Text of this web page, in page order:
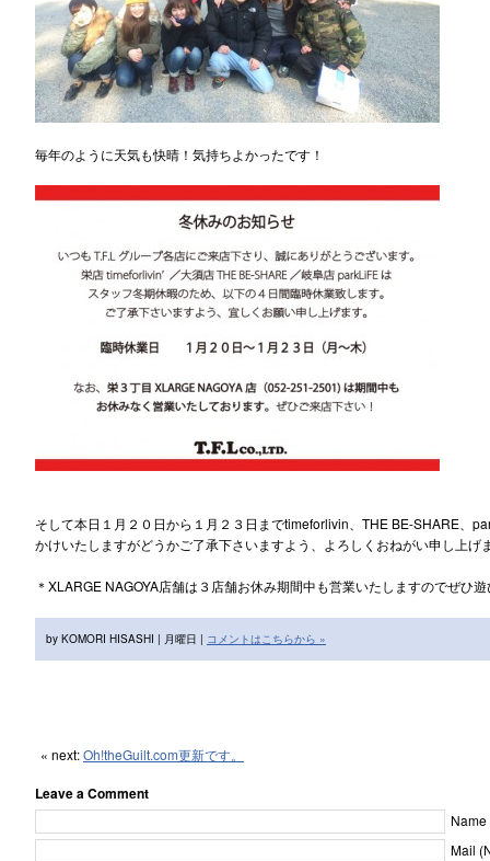
毎年のように天気も快晴！気持ちよかったです！
そして本日１月２０日から１月２３日までtimeforlivin、THE BE-SHARE、
かけいたしますがどうかご了承下さいますよう、よろしくおねがい申し上げ
＊XLARGE NAGOYA店舗は３店舗お休み期間中も営業いたしますのでぜひ
by KOMORI HISASHI | 月曜日 | コメントはこちらから »
« next:Oh!theGuilt.com更新です。
Leave a Comment
Mail